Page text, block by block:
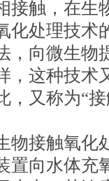
接触，在生
化处理技术
，向微生物
，这种技术
，又称为“
物接触氧化
置向水体充